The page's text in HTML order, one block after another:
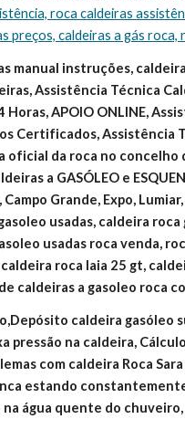
roca caldeiras
preços, caldeiras a gás
manual instruções,
Assistência Técnica
APOIO ONLINE,
Certificados, Assistência
oficial da roca no concelho
a GASÓLEO e
Grande, Expo,
usadas, caldeira roca
usadas roca venda,
roca laia 25 gt,
caldeiras a gasoleo roca
caldeira gasóleo
pressão na caldeira,
com caldeira Roca
estando
na água quente do chuveiro,